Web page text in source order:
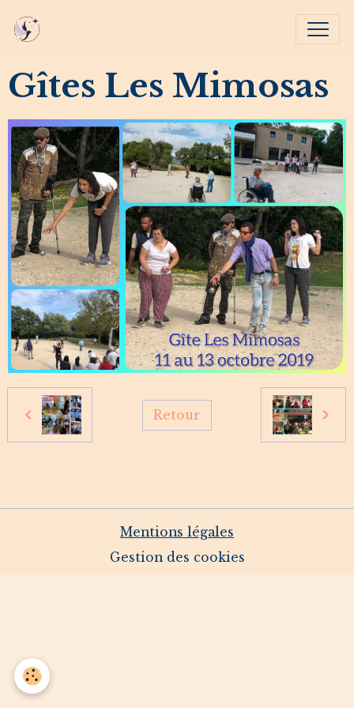
Gîtes Les Mimosas
Retour
Mentions légales
Gestion des cookies